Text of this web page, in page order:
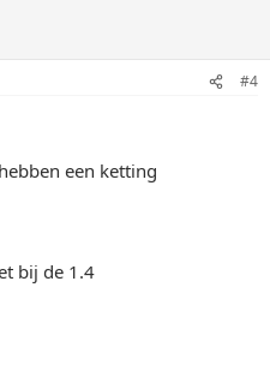
#4
een ketting
bij de 1.4